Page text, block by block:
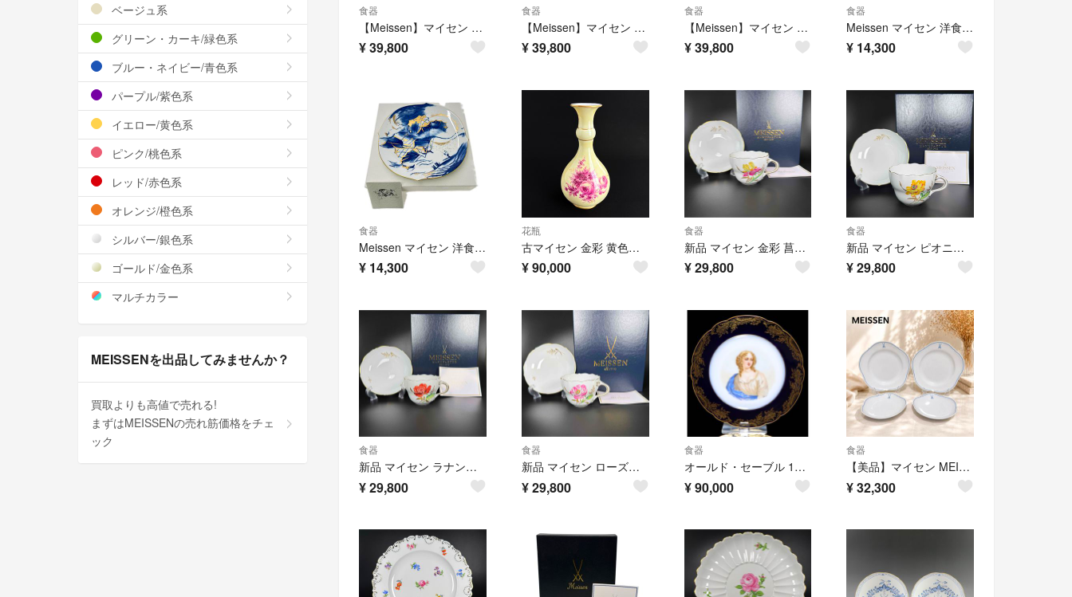
食器
【Meissen】マイセン アラビアンナイト 16cm プレート 皿 23615 680810/11 ポーセリン _ 食器
¥39,800
食器
【Meissen】マイセン アラビアンナイト 16cm プレート 皿 23615 680810/11 ポーセリン _ 食器
¥39,800
食器
【Meissen】マイセン アラビアンナイト 16cm プレート 皿 23615 680810/11 ポーセリン _ 食器
¥39,800
食器
Meissen マイセン 洋食器 プレート グレートイースタン号 2003
¥ 14,300
食器
Meissen マイセン 洋食器 プレート ハングライダー 箱付 イヤープレート2000
¥ 14,300
花瓶
古マイセン 金彩 黄色地 花のブーケ文 赤紫色のカマイユ 花瓶 細口 一輪挿し19C中頃 高さ16センチ
¥90,000
食器
新品 マイセン 金彩 菖蒲 ゴールドリーフ コーヒーCS1客(共箱付)、1級
¥29,800
食器
新品 マイセン ピオニー(芍薬)ゴールドリーフ コーヒーCS1客(共箱付)、1級
¥29,800
食器
新品 マイセン ラナンキュラスゴールドリーフ コーヒーCS1客(共箱付)、1級品
¥29,800
食器
新品 マイセン ローズヒップ ゴールドリーフ コーヒーCS1客(共箱付)、1級品
¥29,800
食器
オールド・セーブル 1846年製 瑠璃地色絵金彩婦人図皿 ヴァリエール 肖像画
¥90,000
食器
【美品】マイセン MEISSEN ブルーライン プレート 4枚 18cm 25cm 皿 洋食器
¥32,300
ベージュ系
グリーン・カーキ/緑色系
ブルー・ネイビー/青色系
パープル/紫色系
イエロー/黄色系
ピンク/桃色系
レッド/赤色系
オレンジ/橙色系
シルバー/銀色系
ゴールド/金色系
マルチカラー
MEISSENを出品してみませんか？
買取よりも高値で売れる!
まずはMEISSENの売れ筋価格をチェ
ック